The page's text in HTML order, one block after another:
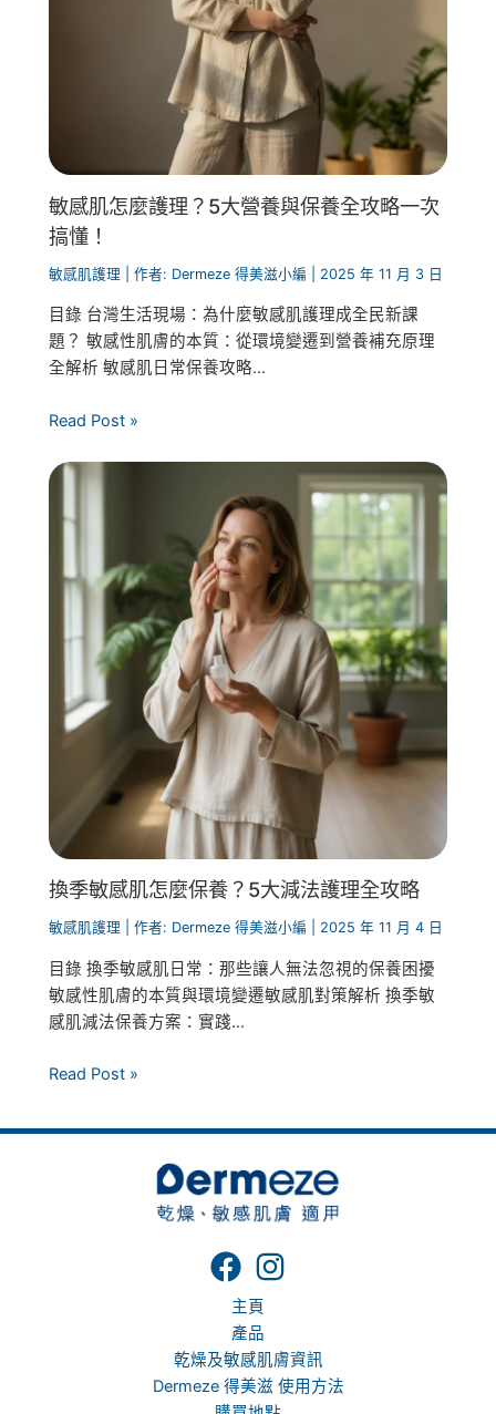
敏感肌怎麼護理？5大營養與保養全攻略一次
搞懂！
敏感肌護理 | 作者: Dermeze 得美滋小編 2025 年 11 月 3 日
目錄 台灣生活現場：為什麼敏感肌護理成全民新課
題？ 敏感性肌膚的本質：從環境變遷到營養補充原理
全解析 敏感肌日常保養攻略...
Read Post »
換季敏感肌怎麼保養？5大減法護理全攻略
敏感肌護理 | 作者: Dermeze 得美滋小編 2025 年 11 月 4 日
目錄 換季敏感肌日常：那些讓人無法忽視的保養困擾
敏感性肌膚的本質與環境變遷敏感肌對策解析 換季敏
感肌減法保養方案：實踐...
Read Post »
主頁
產品
乾燥及敏感肌膚資訊
Dermeze 得美滋 使用方法